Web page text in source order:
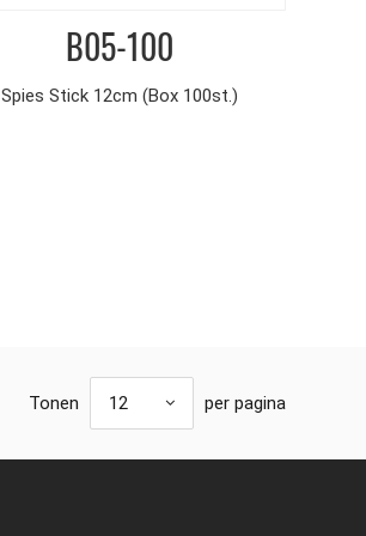
B05-100
Spies Stick 12cm (Box 100st.)
Tonen 12 per pagina